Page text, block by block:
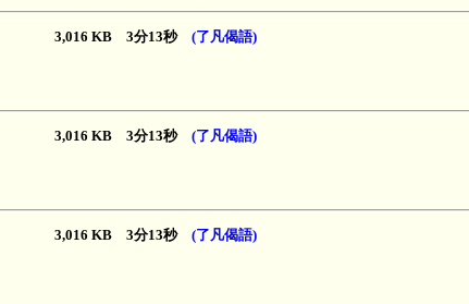
3,016 KB 3分13秒 (了凡偈語)
3,016 KB 3分13秒 (了凡偈語)
3,016 KB 3分13秒 (了凡偈語)